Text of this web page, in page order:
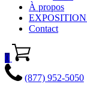
À propos
Contact
0
(877) 952-5050